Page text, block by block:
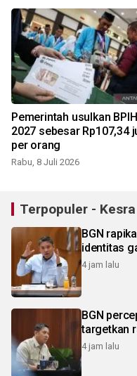
Pemerintah usulkan BPIH
2027 sebesar Rp107,34
per orang
Rabu, 8 Juli 2026
Terpopuler - Kesra
BGN
identitas
4 jam lalu
BGN
targetkan
4 jam lalu